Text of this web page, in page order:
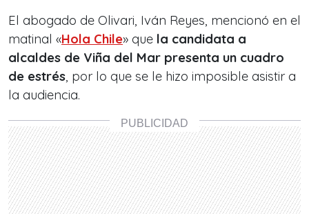
El abogado de Olivari, Iván Reyes, mencionó en el
matinal «Hola Chile» que la candidata a
alcaldes de Viña del Mar presenta un cuadro
de estrés, por lo que se le hizo imposible asistir a
la audiencia.